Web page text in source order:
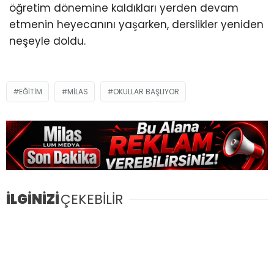
öğretim dönemine kaldıkları yerden devam
etmenin heyecanını yaşarken, derslikler yeniden
neşeyle doldu.
EĞITIM MILAS OKULLAR BAŞLIYOR
İLGİNİZİÇEKEBİLİR